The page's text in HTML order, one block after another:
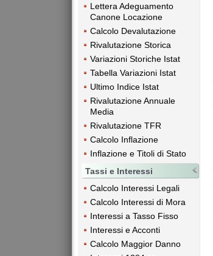
Lettera Adeguamento
Canone Locazione
Calcolo Devalutazione
Rivalutazione Storica
Variazioni Storiche Istat
Tabella Variazioni Istat
Ultimo Indice Istat
Rivalutazione Annuale
Media
Rivalutazione TFR
Calcolo Inflazione
Inflazione e Titoli di Stato
Tassi e Interessi
Calcolo Interessi Legali
Calcolo Interessi di Mora
Interessi a Tasso Fisso
Interessi e Acconti
Calcolo Maggior Danno